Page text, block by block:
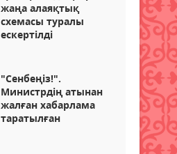
жаңа алаяқтық
схемасы туралы
ескертілді
"Сенбеңіз!".
Министрдің атынан
жалған хабарлама
таратылған